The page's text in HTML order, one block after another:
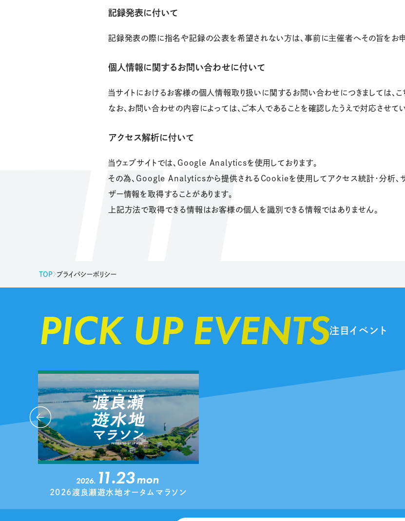
記録発表に付いて
記録発表の際に指名や記録の公表を希望されない方は、事前に主催者へその旨をお申
個人情報に関するお問い合わせに付いて
当サイトにおけるお客様の個人情報取り扱いに関するお問い合わせにつきましては、こ
なお、お問い合わせの内容によっては、ご本人であることを確認したうえで対応させて
アクセス解析に付いて
当ウェブサイトでは、Google Analyticsを使用しております。
その為、Google Analyticsから提供されるCookieを使用してアクセス統計・分析、
ザー情報を取得することがあります。
上記方法で取得できる情報はお客様の個人を識別できる情報ではありません。
TOP プライバシーポリシー
PICK UP EVENTS注目イベント
2026. 11.23mon
2026渡良瀬遊水地オータムマラソン